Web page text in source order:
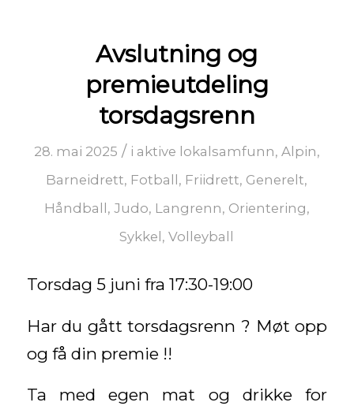
Avslutning og
premieutdeling
torsdagsrenn
28. mai 2025 / i aktive lokalsamfunn, Alpin,
Barneidrett, Fotball, Friidrett, Generelt,
Håndball, Judo, Langrenn, Orientering,
Sykkel,Volleyball
Torsdag 5 juni fra 17:30-19:00
Har du gått torsdagsrenn ? Møt opp
og få din premie !!
Ta med egen mat og drikke for